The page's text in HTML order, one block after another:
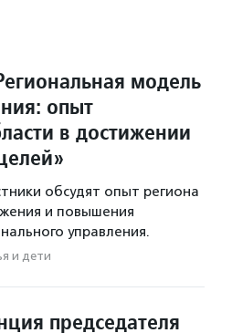
модель
опыт
в достижении
обсудят опыт региона
и повышения
управления.
и дети
председателя